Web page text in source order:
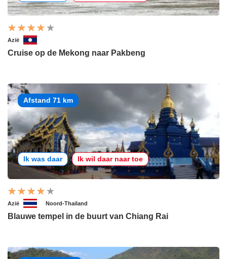
Azië
Cruise op de Mekong naar Pakbeng
Afstand 71 km
Ik was daar Ik wil daar naar toe
Azië Noord-Thailand
Blauwe tempel in de buurt van Chiang Rai